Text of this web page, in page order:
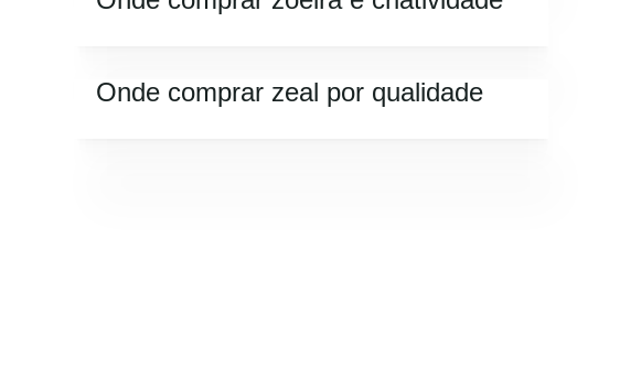
Onde comprar zeal por qualidade